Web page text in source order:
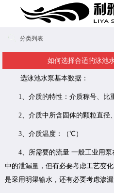
分类列表
如何选择合适的泳池
选泳池水泵基本数据：
1、介质的特性：介质称号、比
2、介质中所含固体的颗粒直径
3、介质温度：（℃）
4、所需要的流量 一般工业用
中的泄漏量，但有必要考虑工艺变
是采用明渠输水，还有必要考虑渗漏